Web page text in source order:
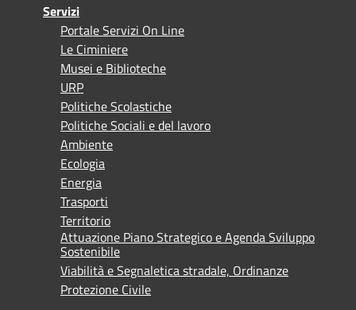
Servizi
Portale Servizi On Line
Le Ciminiere
Musei e Biblioteche
URP
Politiche Scolastiche
Politiche Sociali e del lavoro
Ambiente
Ecologia
Energia
Trasporti
Territorio
Attuazione Piano Strategico e Agenda Sviluppo
Sostenibile
Viabilità e Segnaletica stradale, Ordinanze
Protezione Civile